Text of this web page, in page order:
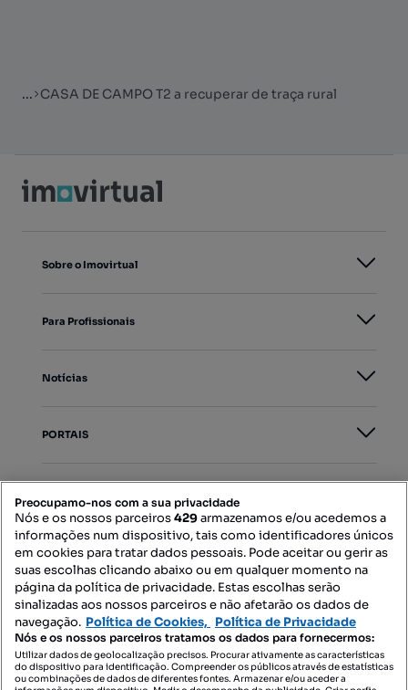
... CASA DE CAMPO T2 a recuperar de traça rural
Sobre o Imovirtual
Para Profissionais
Notícias
PORTAIS
Contacte-nos
SIGA-NOS:
DESCARREGAR NA:
Preocupamo-nos com a sua privacidade
Nós e os nossos parceiros429armazenamos e/ou acedemos a
informações num dispositivo, tais como identificadores únicos
em cookies para tratar dados pessoais. Pode aceitar ou gerir as
suas escolhas clicando abaixo ou em qualquer momento na
página da política de privacidade. Estas escolhas serão
sinalizadas aos nossos parceiros e não afetarão os dados de
navegação. Política de Cookies, Política de Privacidade
Nós e os nossos parceiros tratamos os dados para fornecermos:
Utilizar dados de geolocalização precisos. Procurar ativamente as características
do dispositivo para identificação. Compreender os públicos através de estatísticas
ou combinações de dados de diferentes fontes. Armazenar e/ou aceder a